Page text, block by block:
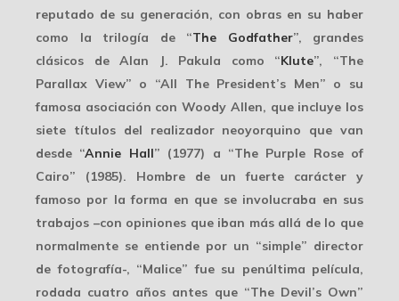
reputado de su generación, con obras en su haber
como la trilogía de “The Godfather”, grandes
clásicos deAlan J. Pakula como “Klute”, “The
Parallax View” o “All The President’s Men” o su
famosa asociación conWoody Allen, que incluye los
siete títulos del realizador neoyorquino que van
desde “Annie Hall” (1977) a “The Purple Rose of
Cairo” (1985). Hombre de un fuerte carácter y
famoso por la forma en que se involucraba en sus
trabajos –con opiniones que iban más allá de lo que
normalmente se entiende por un “simple” director
de fotografía-, “Malice” fue su penúltima película,
rodada cuatro años antes que “The Devil’s Own”